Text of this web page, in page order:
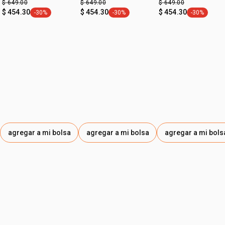
fps 30
$ 649.00
$ 454.30 etiqueta -30%
-30%
agregar a mi bolsa
fps 30
$ 649.00
$ 454.30 etiqueta -30%
-30%
agregar a mi bolsa
prevención 30+ dia
$ 649.00
$ 454.30 etiqueta -
-30%
agregar a mi